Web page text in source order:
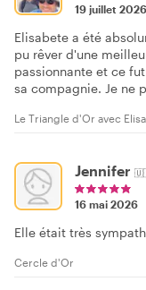
19 juillet 2026
Elisabete a été
pu rêver d'une
passionnante et ce
sa compagnie. Je ne
Le Triangle d'Or avec
Jennifer
16 mai 2026
Elle était très
Cercle d'Or